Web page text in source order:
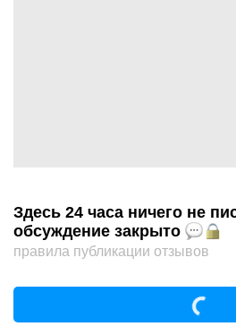
Здесь 24 часа ничего не
обсуждение закрыто
правила публикации отзывов